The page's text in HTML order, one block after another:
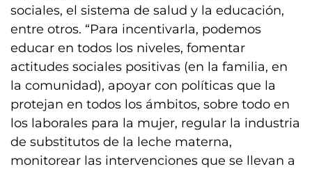
sociales, el sistema de salud y la educación,
entre otros. “Para incentivarla, podemos
educar en todos los niveles, fomentar
actitudes sociales positivas (en la familia, en
la comunidad), apoyar con políticas que la
protejan en todos los ámbitos, sobre todo en
los laborales para la mujer, regular la industria
de substitutos de la leche materna,
monitorear las intervenciones que se llevan a